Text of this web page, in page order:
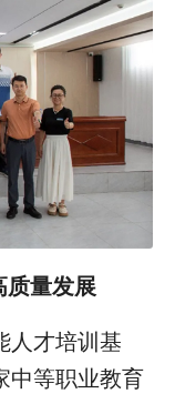
质量发展
人才培训基
中等职业教育